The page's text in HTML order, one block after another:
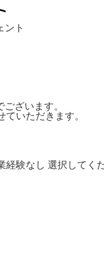
ント
ざいます。
いただきます。
経験なし 選択してく